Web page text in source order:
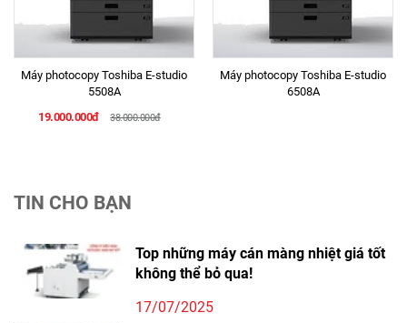
Máy photocopy Toshiba E-studio
5508A
19.000.000đ
38.000.000đ
Máy photocopy Toshiba E-studio
6508A
TIN CHO BẠN
Top những máy cán màng nhiệt giá tốt
không thể bỏ qua!
17/07/2025